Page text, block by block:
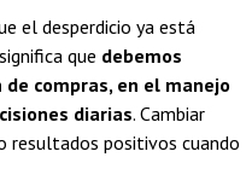
el desperdicio ya está
que debemos
compras, en el manejo
diarias. Cambiar
resultados positivos cuando